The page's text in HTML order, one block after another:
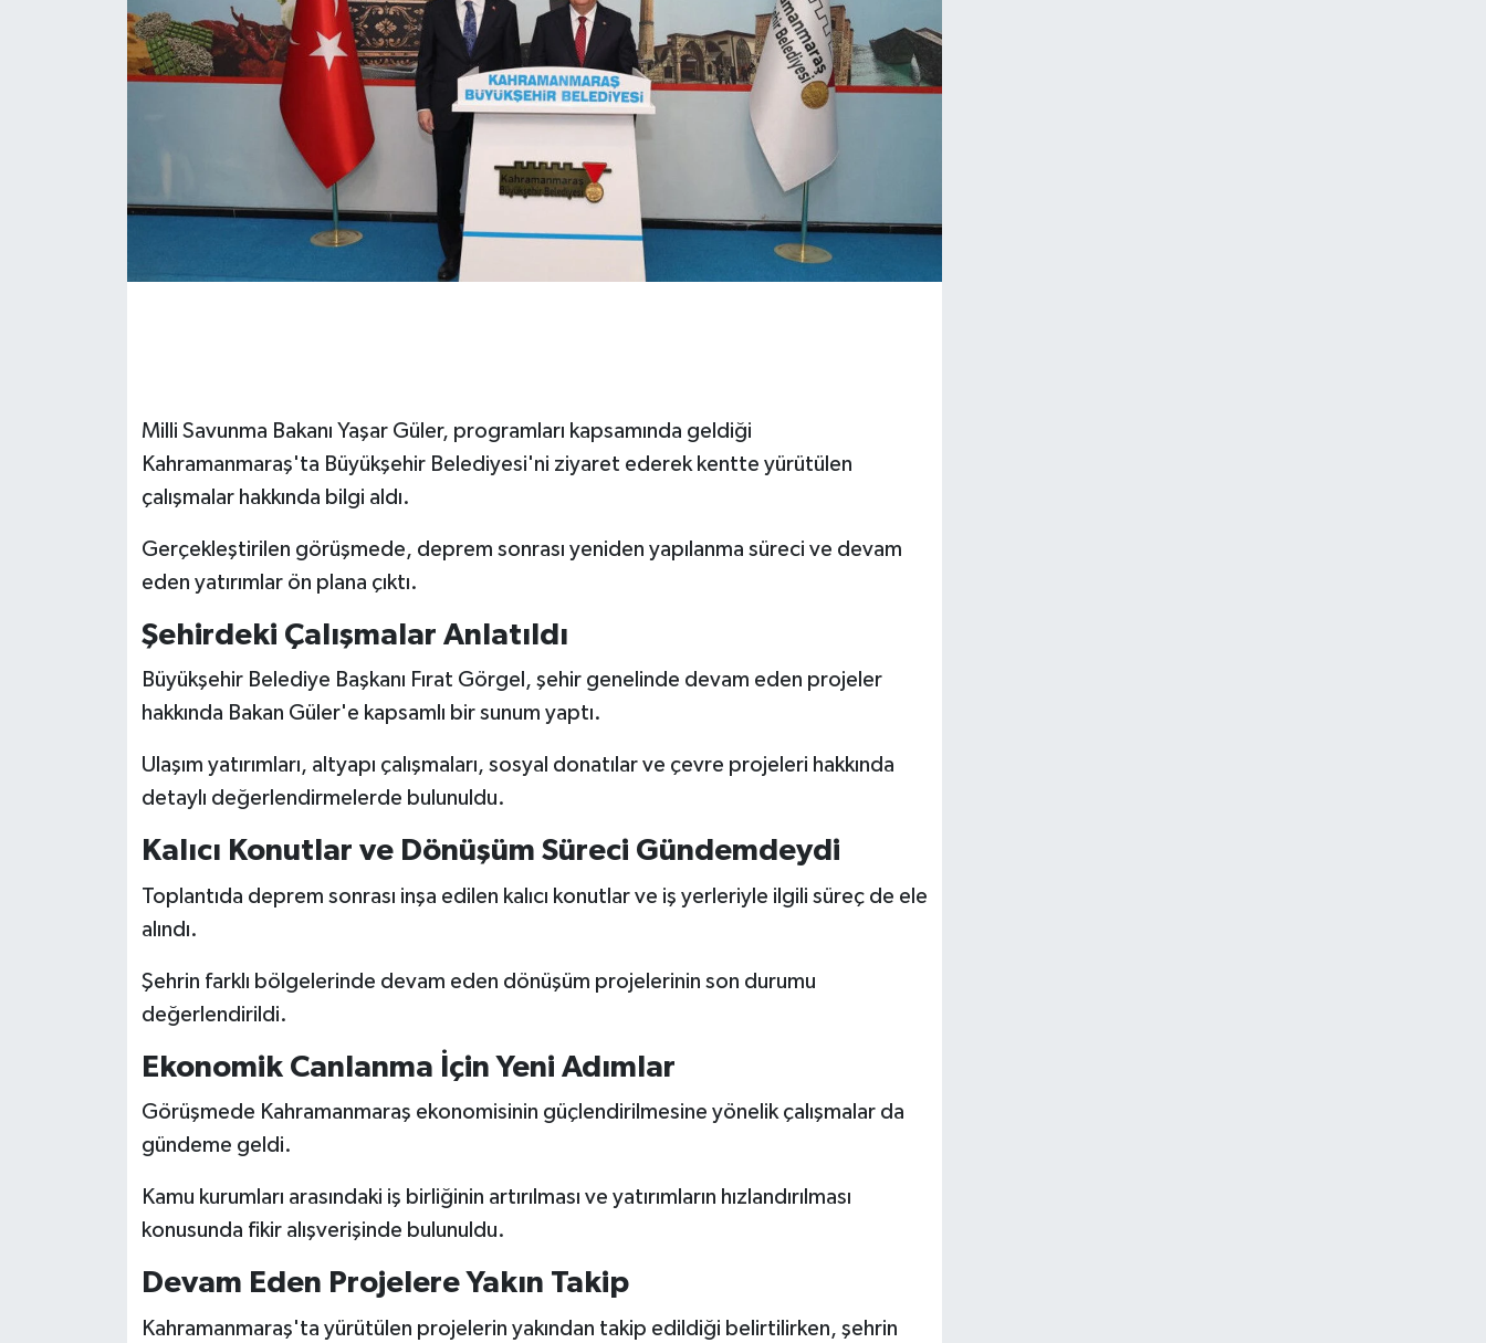
Milli Savunma Bakanı Yaşar Güler, programları kapsamında geldiği
Kahramanmaraş'ta Büyükşehir Belediyesi'ni ziyaret ederek kentte yürütülen
çalışmalar hakkında bilgi aldı.
Gerçekleştirilen görüşmede, deprem sonrası yeniden yapılanma süreci ve devam
eden yatırımlar ön plana çıktı.
Şehirdeki Çalışmalar Anlatıldı
Büyükşehir Belediye Başkanı Fırat Görgel, şehir genelinde devam eden projeler
hakkında Bakan Güler'e kapsamlı bir sunum yaptı.
Ulaşım yatırımları, altyapı çalışmaları, sosyal donatılar ve çevre projeleri hakkında
detaylı değerlendirmelerde bulunuldu.
Kalıcı Konutlar ve Dönüşüm Süreci Gündemdeydi
Toplantıda deprem sonrası inşa edilen kalıcı konutlar ve iş yerleriyle ilgili süreç de ele
alındı.
Şehrin farklı bölgelerinde devam eden dönüşüm projelerinin son durumu
değerlendirildi.
Ekonomik Canlanma İçin Yeni Adımlar
Görüşmede Kahramanmaraş ekonomisinin güçlendirilmesine yönelik çalışmalar da
gündeme geldi.
Kamu kurumları arasındaki iş birliğinin artırılması ve yatırımların hızlandırılması
konusunda fikir alışverişinde bulunuldu.
Devam Eden Projelere Yakın Takip
Kahramanmaraş'ta yürütülen projelerin yakından takip edildiği belirtilirken, şehrin
MAGAZİN
SEÇİM 2011
BİLİMNET
SİVİL TOPLUM
SEÇİM 2014
KİM KİMDİR
HEDEF2020
OTOMOBİL
BÖLGEDEN